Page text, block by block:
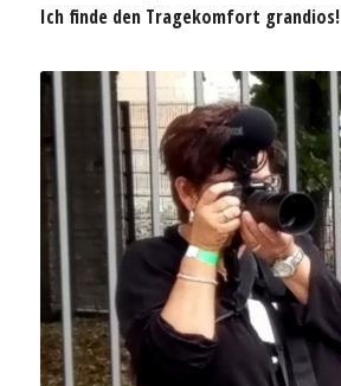
Ich finde den Tragekomfort grandios!